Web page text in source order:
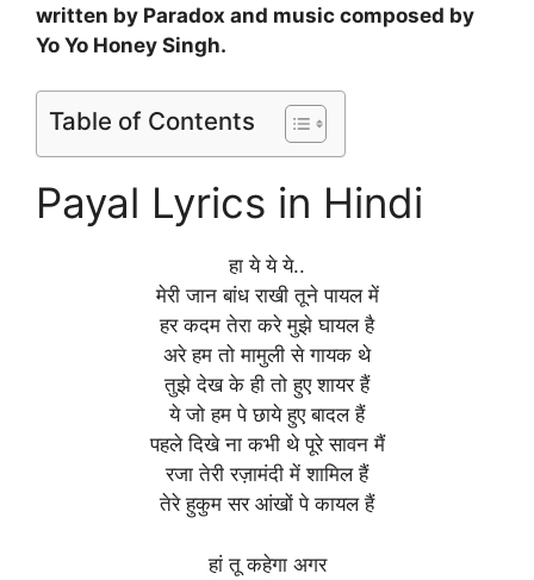
written by Paradox and music composed by
Yo Yo Honey Singh.
Table of Contents
Payal Lyrics in Hindi
हा ये ये ये..
मेरी जान बांध राखी तूने पायल में
हर कदम तेरा करे मुझे घायल है
अरे हम तो मामुली से गायक थे
तुझे देख के ही तो हुए शायर हैं
ये जो हम पे छाये हुए बादल हैं
पहले दिखे ना कभी थे पूरे सावन मैं
रजा तेरी रज़ामंदी में शामिल हैं
तेरे हुकुम सर आंखों पे कायल हैं
हां तू कहेगा अगर